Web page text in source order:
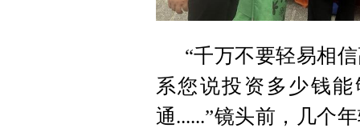
“千万不要轻易相
系您说投资多少钱
通......”镜头前，几个